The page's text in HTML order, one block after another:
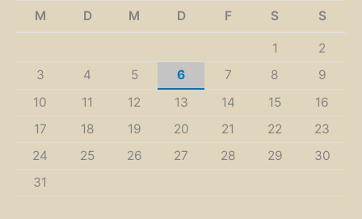
M D M D F S S
1
2
3
4 5 6 7 8
9
10
11 12 13 14 15
16
17
18 19 20 21 22
23
24
25 26 27 28 29
30
31